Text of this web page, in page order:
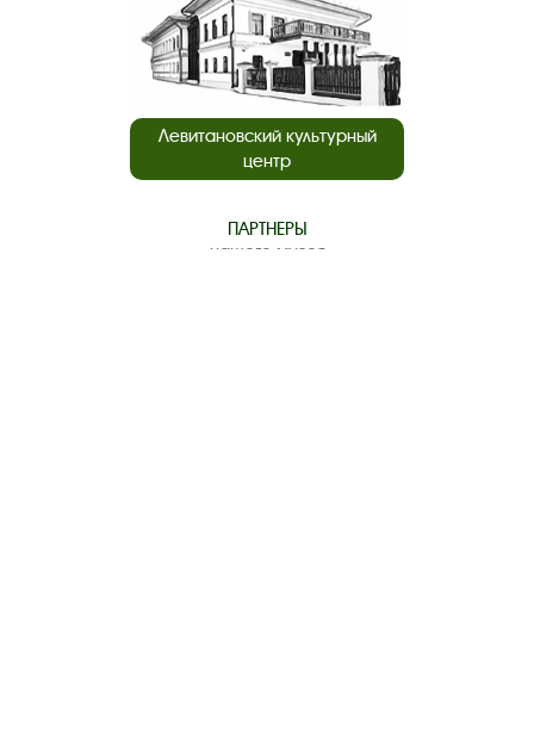
Левитановский культурный
центр
ПАРТНЕРЫ
нашего музея